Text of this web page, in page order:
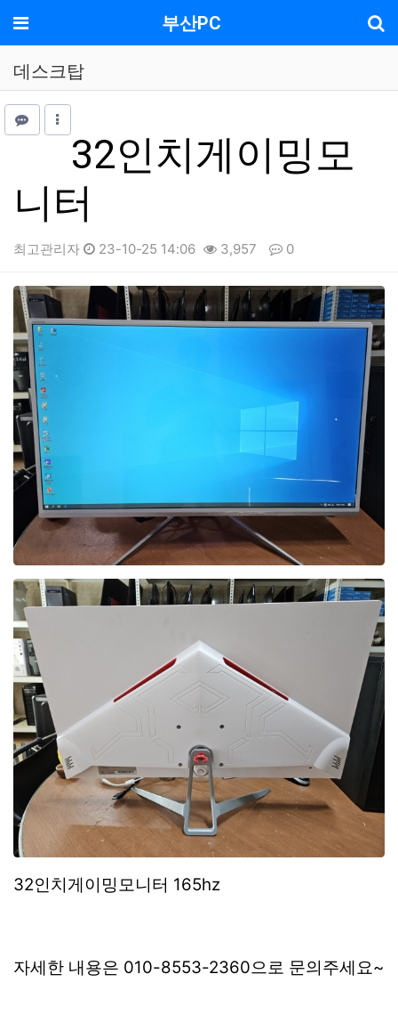
메뉴 부산PC
데스크탑
32인치게이밍모
니터
최고관리자 23-10-25 14:06 3,957 0
본문
32인치게이밍모니터 165hz
자세한 내용은 010-8553-2360으로 문의주세요~